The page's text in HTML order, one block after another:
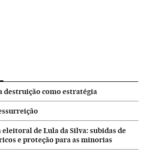
destruição como estratégia
eleitoral de Lula da Silva: subidas de
e proteção para as minorias